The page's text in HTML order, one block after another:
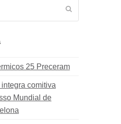
25 Preceram
comitiva
Mundial de